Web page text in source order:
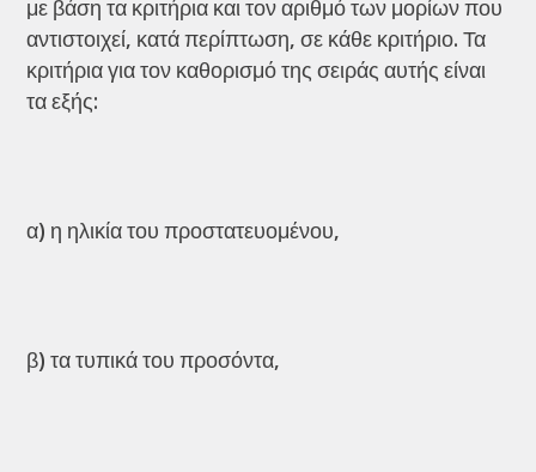
με βάση τα κριτήρια και τον αριθμό των μορίων που
αντιστοιχεί, κατά περίπτωση, σε κάθε κριτήριο. Τα
κριτήρια για τον καθορισμό της σειράς αυτής είναι
τα εξής:
α) η ηλικία του προστατευομένου,
β) τα τυπικά του προσόντα,